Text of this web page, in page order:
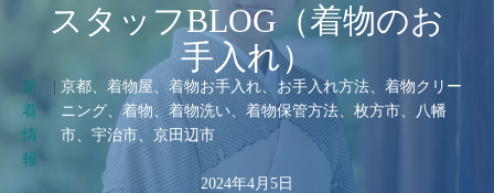
スタッフBLOG（着物のお
手入れ）
新
着
情
報
|京都、着物屋、着物お手入れ、お手入れ方法、着物クリー
ニング、着物、着物洗い、着物保管方法、枚方市、八幡
市、宇治市、京田辺市
2024年4月5日